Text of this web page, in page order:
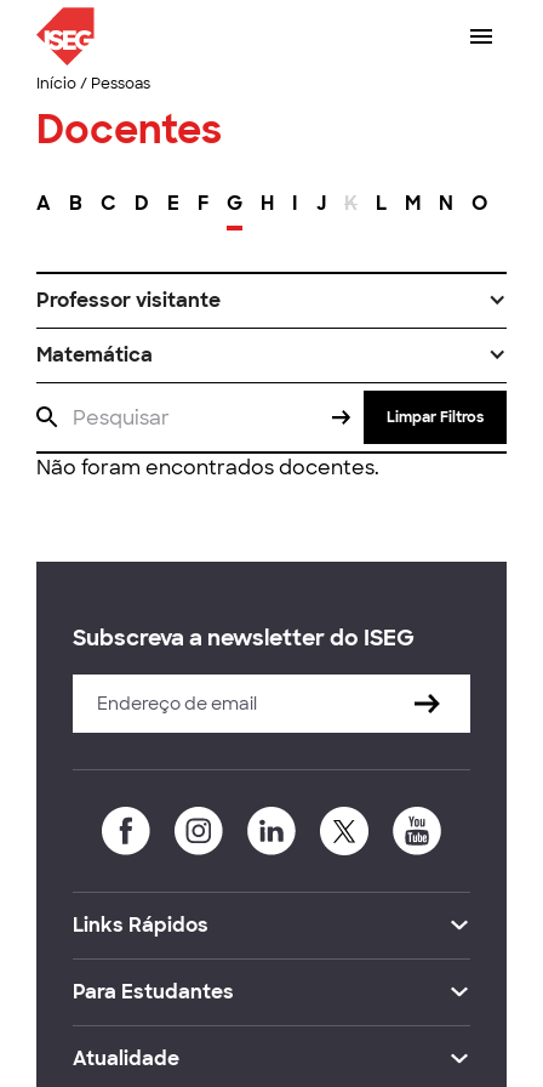
Início/ Pessoas
Docentes
A B C D E F G H I J K L M N O
Professor visitante
Matemática
Limpar Filtros
Não foram encontrados docentes.
Subscreva a newsletter do ISEG
Links Rápidos
Para Estudantes
Atualidade